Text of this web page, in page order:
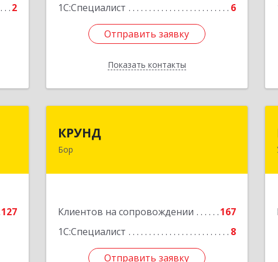
2
1С:Специалист
6
Отправить заявку
Показать контакты
Отправить заявку
Назад
127
КРУНД
Бор
Клиентов на сопровождении
167
1С:Специалист
8
Отправить заявку
Отправить заявку